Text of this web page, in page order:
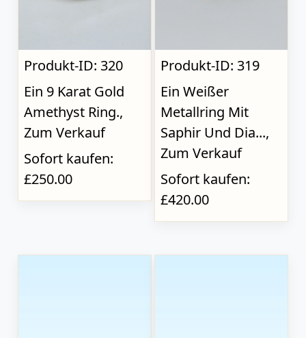
Produkt-ID: 320
Ein 9 Karat Gold
Amethyst Ring.,
Zum Verkauf
Sofort kaufen:
£250.00
Produkt-ID: 319
Ein Weißer
Metallring Mit
Saphir Und Dia...,
Zum Verkauf
Sofort kaufen:
£420.00